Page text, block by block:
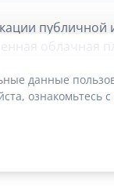
облачная
данные
ознакомьтесь с